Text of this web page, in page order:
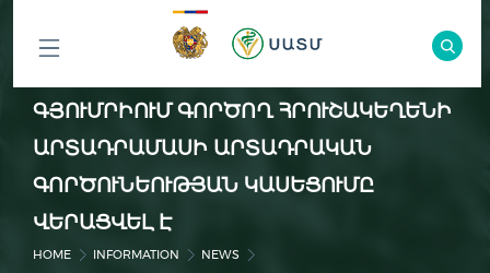
ԲՈԼՈՐ
ԲԱԺԻՆՆԵՐԸ
ԳՅՈՒՄՐԻՈՒՄ ԳՈՐԾՈՂ ՀՐՈՒՇԱԿԵՂԵՆԻ
ԱՐՏԱԴՐԱՄԱՍԻ ԱՐՏԱԴՐԱԿԱՆ
ԳՈՐԾՈՒՆԵՈՒԹՅԱՆ ԿԱՍԵՑՈՒՄԸ
ՎԵՐԱՑՎԵԼ Է
HOME INFORMATION
NEWS